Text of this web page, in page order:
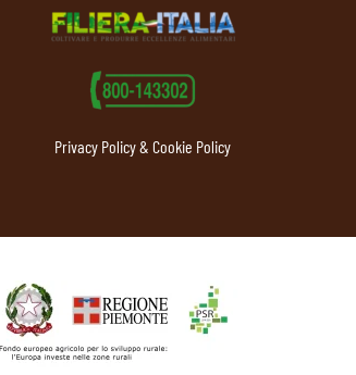
Privacy Policy & Cookie Policy